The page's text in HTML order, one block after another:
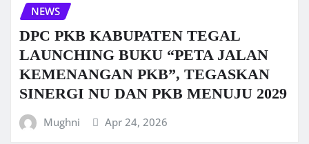
NEWS
DPC PKB KABUPATEN TEGAL
LAUNCHING BUKU “PETA JALAN
KEMENANGAN PKB”, TEGASKAN
SINERGI NU DAN PKB MENUJU 2029
Mughni Apr 24, 2026